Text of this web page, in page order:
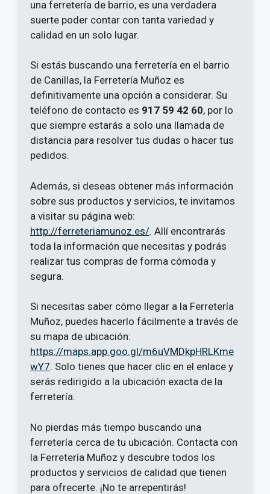
una ferretería de barrio, es una verdadera
suerte poder contar con tanta variedad y
calidad en un solo lugar.
Si estás buscando una ferretería en el barrio
de Canillas, la Ferretería Muñoz es
definitivamente una opción a considerar. Su
teléfono de contacto es 917 59 42 60, por lo
que siempre estarás a solo una llamada de
distancia para resolver tus dudas o hacer tus
pedidos.
Además, si deseas obtener más información
sobre sus productos y servicios, te invitamos
a visitar su página web:
http://ferreteriamunoz.es/. Allí encontrarás
toda la información que necesitas y podrás
realizar tus compras de forma cómoda y
segura.
Si necesitas saber cómo llegar a la Ferretería
Muñoz, puedes hacerlo fácilmente a través de
su mapa de ubicación:
https://maps.app.goo.gl/m6uVMDkpHRLKme
wY7. Solo tienes que hacer clic en el enlace y
serás redirigido a la ubicación exacta de la
ferretería.
No pierdas más tiempo buscando una
ferretería cerca de tu ubicación. Contacta con
la Ferretería Muñoz y descubre todos los
productos y servicios de calidad que tienen
para ofrecerte. ¡No te arrepentirás!